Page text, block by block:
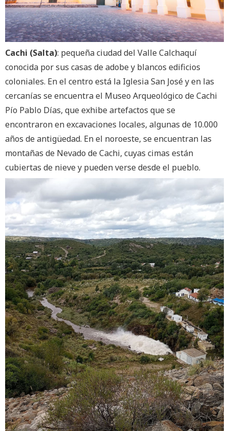
Cachi (Salta): pequeña ciudad del Valle Calchaquí
conocida por sus casas de adobe y blancos edificios
coloniales. En el centro está la Iglesia San José y en las
cercanías se encuentra el Museo Arqueológico de Cachi
Pío Pablo Días, que exhibe artefactos que se
encontraron en excavaciones locales, algunas de 10.000
años de antigüedad. En el noroeste, se encuentran las
montañas de Nevado de Cachi, cuyas cimas están
cubiertas de nieve y pueden verse desde el pueblo.